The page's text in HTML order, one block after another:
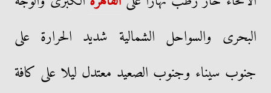
البحرى والسواحل الشمالية شديد الحرارة على
جنوب سيناء وجنوب الصعيد معتدل ليلا على كافة